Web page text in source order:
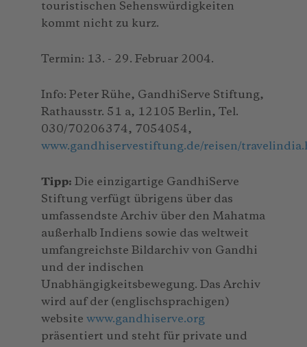
touristischen Sehenswürdigkeiten
kommt nicht zu kurz.
Termin: 13. - 29. Februar 2004.
Info: Peter Rühe, GandhiServe Stiftung,
Rathausstr. 51 a, 12105 Berlin, Tel.
030/70206374, 7054054,
www.gandhiservestiftung.de/reisen/
Tipp: Die einzigartige GandhiServe
Stiftung verfügt übrigens über das
umfassendste Archiv über den Mahatma
außerhalb Indiens sowie das weltweit
umfangreichste Bildarchiv von Gandhi
und der indischen
Unabhängigkeitsbewegung. Das Archiv
wird auf der (englischsprachigen)
website www.gandhiserve.org
präsentiert und steht für private und